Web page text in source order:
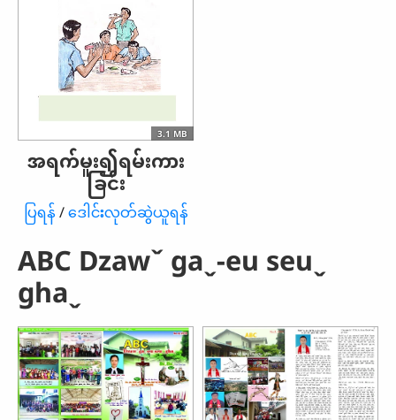
3.1 MB
အရက်မူး၍ရမ်းကား
ခြင်း
ပြရန်/ဒေါင်းလုတ်ဆွဲယူရန်
ABC Dzawˇ gaˬ-eu seuˬ
ghaˬ